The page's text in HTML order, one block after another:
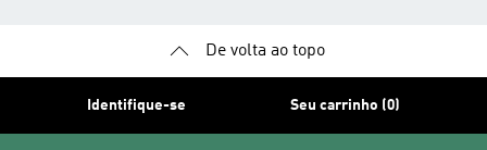
De volta ao topo
Identifique-se Seu carrinho (0)